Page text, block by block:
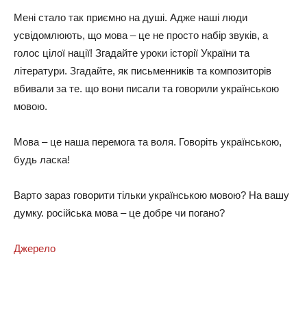
Мені стало так приємно на душі. Адже наші люди
усвідомлюють, що мова – це не просто набір звуків, а
голос цілої нації! Згадайте уроки історії України та
літератури. Згадайте, як письменників та композиторів
вбивали за те. що вони писали та говорили українською
мовою.
Мова – це наша перемога та воля. Говоріть українською,
будь ласка!
Варто зараз говорити тільки українською мовою? На вашу
думку. російська мова – це добре чи погано?
Джерело